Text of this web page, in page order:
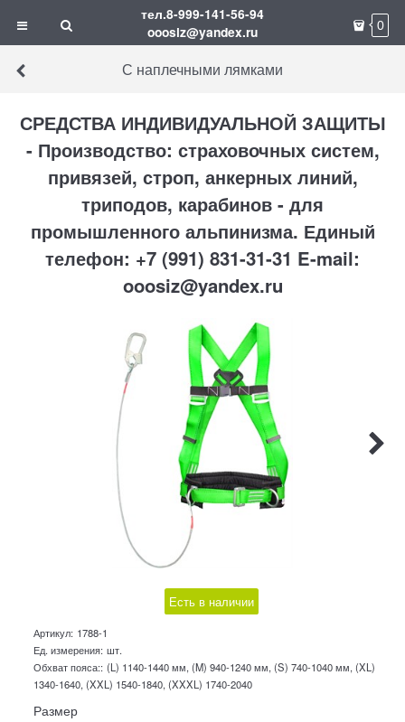
тел.8-999-141-56-94
ooosiz@yandex.ru
0
С наплечными лямками
СРЕДСТВА ИНДИВИДУАЛЬНОЙ ЗАЩИТЫ
- Производство: страховочных систем,
привязей, строп, анкерных линий,
триподов, карабинов - для
промышленного альпинизма. Единый
телефон: +7 (991) 831-31-31 E-mail:
ooosiz@yandex.ru
Есть в наличии
Артикул: 1788-1
Ед. измерения: шт.
Обхват пояса:: (L) 1140-1440 мм, (M) 940-1240 мм, (S) 740-1040 мм, (XL)
1340-1640, (XXL) 1540-1840, (XXXL) 1740-2040
Размер